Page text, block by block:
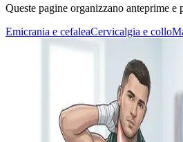
Queste pagine organizzano anteprime
Emicrania e cefaleaCervicalgia e collo